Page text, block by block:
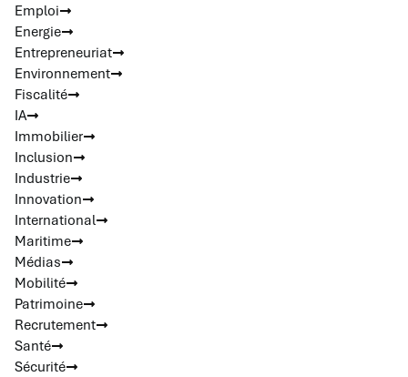
Emploi
Energie
Entrepreneuriat
Environnement
Fiscalité
IA
Immobilier
Inclusion
Industrie
Innovation
International
Maritime
Médias
Mobilité
Patrimoine
Recrutement
Santé
Sécurité